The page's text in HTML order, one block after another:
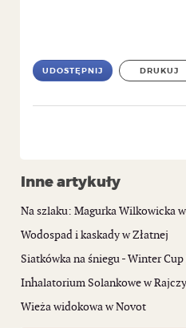
UDOSTĘPNIJ DRUKUJ
Inne artykuły
Na szlaku: Magurka Wilkowicka
Wodospad i kaskady w Złatnej
Siatkówka na śniegu - Winter Cup
Inhalatorium Solankowe w Rajczy
Wieża widokowa w Novot